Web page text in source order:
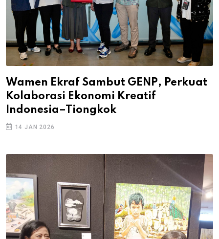
Wamen Ekraf Sambut GENP, Perkuat
Kolaborasi Ekonomi Kreatif
Indonesia–Tiongkok
14 JAN 2026